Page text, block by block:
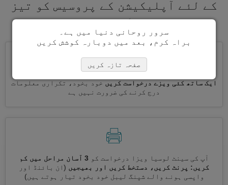
کے لئے آپلیکیشن کے پروسیس کو تیز
کریں۔
ایک ساتھ کئی ویزے درخواست کریںخود بخود، تکراری معلومات
درج کرنے کی ضرورت نہیں ہے
آپ کی سینٹ لوسیا ویزا درخواست کو
3 آسان مراحل میں کم
کریں: پرنٹ کریں، دستخط کریں اور بھیجیں (ان بائنڈ اور
واپسی ہونے والے شپنگ لیبل خود بخود تیار ہوتے ہیں)
سرور روحانی دنیا میں ہے۔
براہ کرم، بعد میں دوبارہ کوشش کریں
صفحہ تازہ کریں